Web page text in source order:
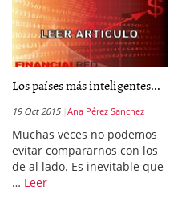
Los países más inteligentes...
19 Oct 2015 Ana Pérez Sanchez
Muchas veces no podemos
evitar compararnos con los
de al lado. Es inevitable que
… Leer